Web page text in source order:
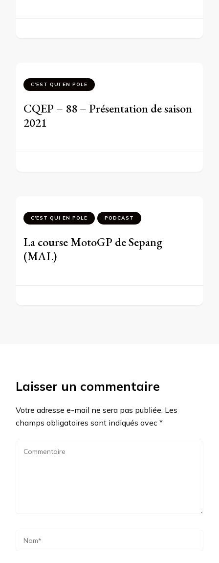
C'EST QUI EN POLE
CQEP – 88 – Présentation de saison
2021
C'EST QUI EN POLE PODCAST
La course MotoGP de Sepang
(MAL)
Laisser un commentaire
Votre adresse e-mail ne sera pas publiée. Les
champs obligatoires sont indiqués avec *